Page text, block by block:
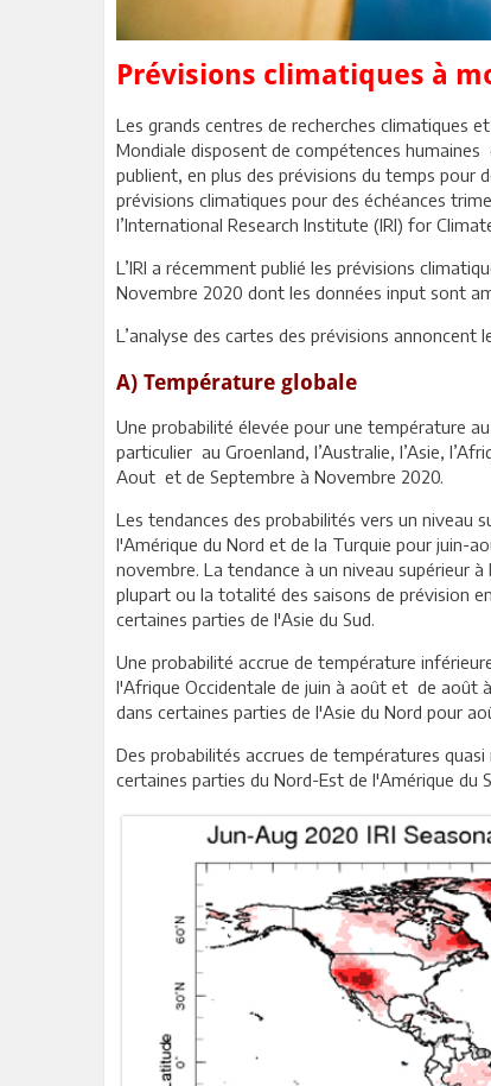
Prévisions climatiques à
Les grands centres de recherches climatiques
Mondiale disposent de compétences
publient, en plus des prévisions du temps pour
prévisions climatiques pour des échéances
l’International Research Institute (IRI) for
L’IRI a récemment publié les prévisions
Novembre 2020 dont les données input sont
L’analyse des cartes des prévisions annoncent
A) Température globale
Une probabilité élevée pour une température
particulier au Groenland, l’Australie, l’Asie,
Aout et de Septembre à Novembre 2020.
Les tendances des probabilités vers un niveau
l'Amérique du Nord et de la Turquie pour juin-
novembre. La tendance à un niveau supérieur
plupart ou la totalité des saisons de prévision
certaines parties de l'Asie du Sud.
Une probabilité accrue de température
l'Afrique Occidentale de juin à août et de août
dans certaines parties de l'Asie du Nord pour
Des probabilités accrues de températures
certaines parties du Nord-Est de l'Amérique du